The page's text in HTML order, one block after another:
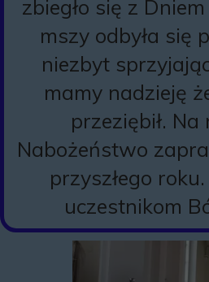
zbiegło się z
mszy odbyła się
niezbyt
mamy nadzieję
przeziębił.
Nabożeństwo
przyszłego
uczestnikom